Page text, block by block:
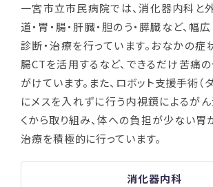
一宮市立市民病院では、消化器内科と
道・胃・腸・肝臓・胆のう・膵臓など、幅
診断・治療を行っています。おなかの症
腸CTを活用するなど、できるだけ苦痛
がけています。また、ロボット支援手術（
にメスを入れずに行う内視鏡によるが
くから取り組み、体への負担が少ない胃
治療を積極的に行っています。
消化器内科